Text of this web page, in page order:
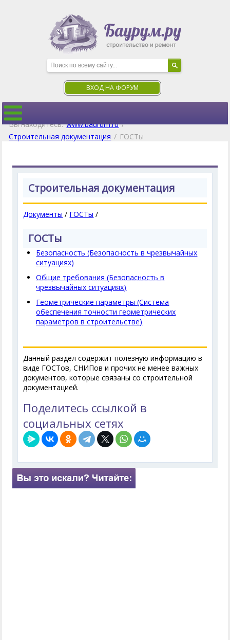
ВХОД НА ФОРУМ
Вы находитесь: www.baurum.ru /
Строительная документация / ГОСТы
Строительная документация
Документы / ГОСТы /
ГОСТы
Безопасность (Безопасность в чрезвычайных
ситуациях)
Общие требования (Безопасность в
чрезвычайных ситуациях)
Геометрические параметры (Система
обеспечения точности геометрических
параметров в строительстве)
Данный раздел содержит полезную информацию в
виде ГОСТов, СНИПов и прочих не менее важных
документов, которые связаны со строительной
документацией.
Поделитесь ссылкой в
социальных сетях